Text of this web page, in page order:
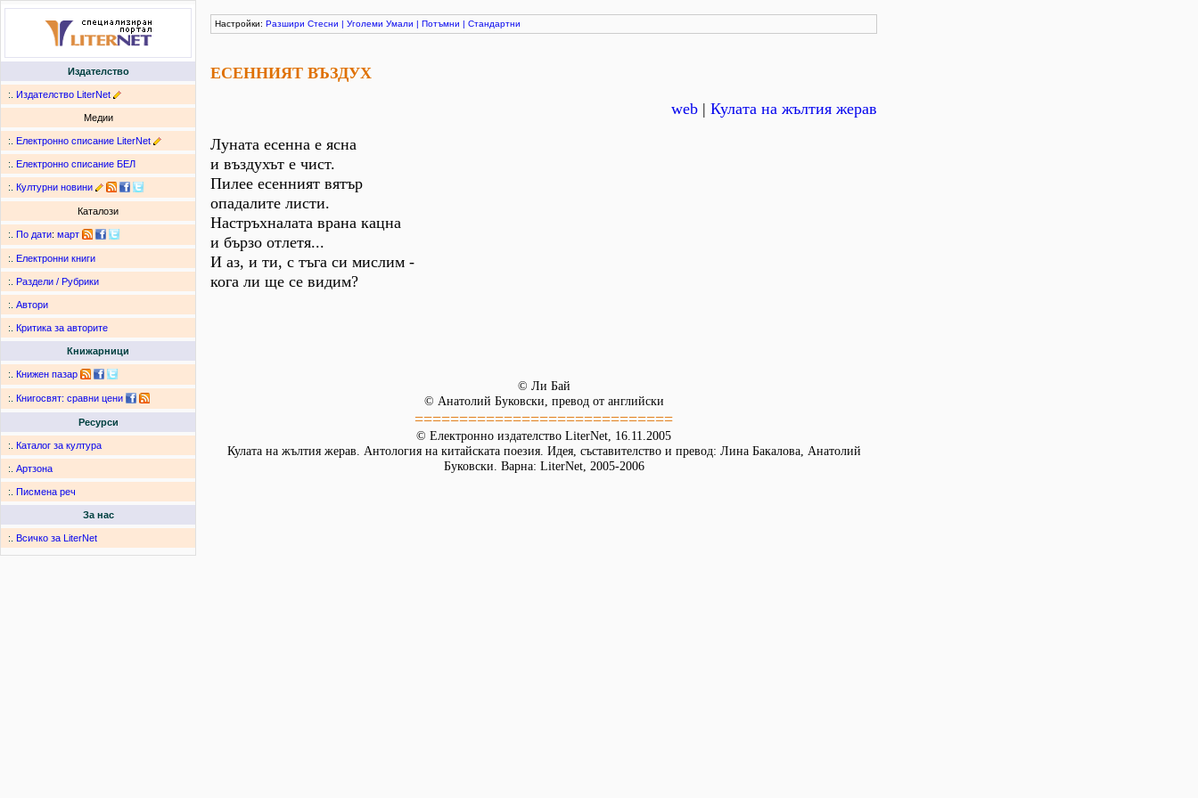
Издателство
:. Издателство LiterNet
Медии
:. Електронно списание LiterNet
:. Електронно списание БЕЛ
:. Културни новини
Каталози
:. По дати: март
:. Електронни книги
:. Раздели / Рубрики
:. Автори
:. Критика за авторите
Книжарници
:. Книжен пазар
:. Книгосвят: сравни цени
Ресурси
:. Каталог за култура
:. Артзона
:. Писмена реч
За нас
:. Всичко за LiterNet
Настройки: Разшири Стесни | Уголеми Умали | Потъмни | Стандартни
ЕСЕННИЯТ ВЪЗДУХ
web | Кулата на жълтия жерав
Луната есенна е ясна
и въздухът е чист.
Пилее есенният вятър
опадалите листи.
Настръхналата врана кацна
и бързо отлетя...
И аз, и ти, с тъга си мислим -
кога ли ще се видим?
© Ли Бай
© Анатолий Буковски, превод от английски
=============================
© Електронно издателство LiterNet, 16.11.2005
Кулата на жълтия жерав. Антология на китайската поезия. Идея, съставителство и превод: Лина Бакалова, Анатолий
Буковски. Варна: LiterNet, 2005-2006